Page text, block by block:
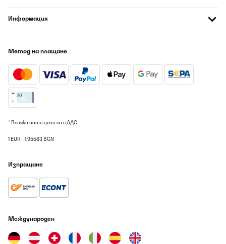
Информация
Метод на плащане
* Всички наши цени са с ДДС.
1 EUR = 1.95583 BGN
Изпращане
Международен